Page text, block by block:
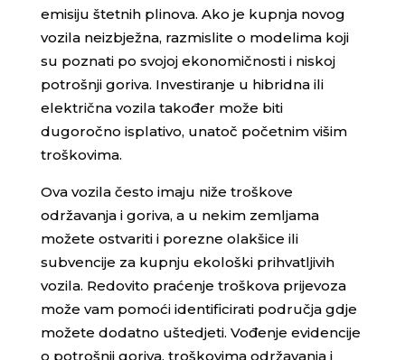
emisiju štetnih plinova. Ako je kupnja novog
vozila neizbježna, razmislite o modelima koji
su poznati po svojoj ekonomičnosti i niskoj
potrošnji goriva. Investiranje u hibridna ili
električna vozila također može biti
dugoročno isplativo, unatoč početnim višim
troškovima.
Ova vozila često imaju niže troškove
održavanja i goriva, a u nekim zemljama
možete ostvariti i porezne olakšice ili
subvencije za kupnju ekološki prihvatljivih
vozila. Redovito praćenje troškova prijevoza
može vam pomoći identificirati područja gdje
možete dodatno uštedjeti. Vođenje evidencije
o potrošnji goriva, troškovima održavanja i